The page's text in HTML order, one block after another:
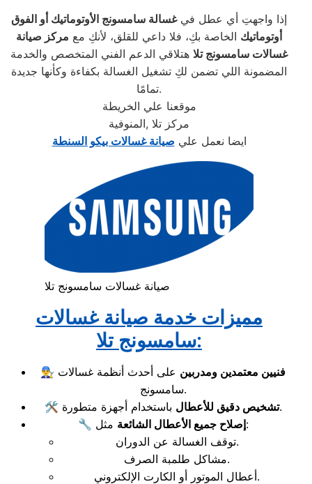
إذا واجهتِ أي عطل فيغسالة سامسونج الأوتوماتيك أو الفوق
أوتوماتيك الخاصة بكِ، فلا داعي للقلق، لأنكِ مع مركز صيانة
غسالات سامسونج تلا هتلاقي الدعم الفني المتخصص والخدمة
المضمونة اللي تضمن لكِ تشغيل الغسالة بكفاءة وكأنها جديدة
تمامًا.
موقعنا علي الخريطة
مركز تلا ,المنوفية
ايضا نعمل علي صيانة غسالات بيكو السنطة
صيانة غسالات سامسونج تلا
مميزات خدمة صيانة غسالات
سامسونج تلا:
👨‍🔧 فنيين معتمدين ومدربين على أحدث أنظمة غسالات
سامسونج.
🛠️
تشخيص دقيق للأعطالباستخدام أجهزة متطورة.
🔧
إصلاح جميع الأعطال الشائعةمثل:
توقف الغسالة عن الدوران.
مشاكل طلمبة الصرف.
أعطال الموتور أو الكارت الإلكتروني.